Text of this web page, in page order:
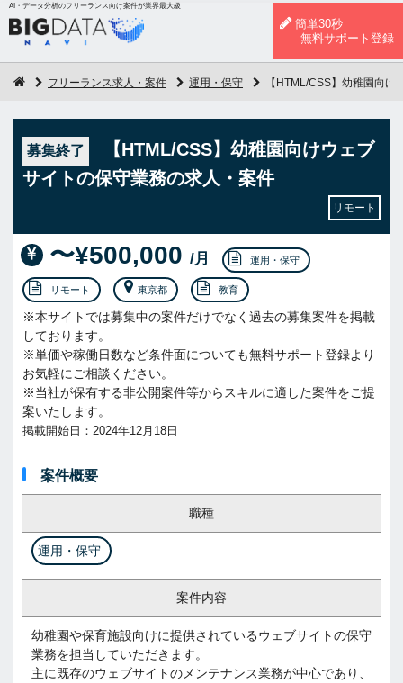
AI・データ分析のフリーランス向け案件が業界最大級
簡単30秒
無料サポート登録
フリーランス求人・案件 運用・保守 【HTML/CSS】幼稚園向
募集終了
【HTML/CSS】幼稚園向けウェブ
サイトの保守業務の求人・案件
リモート
〜¥500,000 /月 運用・保守
リモート 東京都 教育
※本サイトでは募集中の案件だけでなく過去の募集案件を掲載
しております。
※単価や稼働日数など条件面についても無料サポート登録より
お気軽にご相談ください。
※当社が保有する非公開案件等からスキルに適した案件をご提
案いたします。
掲載開始日：2024年12月18日
案件概要
職種
運用・保守
案件内容
幼稚園や保育施設向けに提供されているウェブサイトの保守
業務を担当していただきます。
主に既存のウェブサイトのメンテナンス業務が中心であり、